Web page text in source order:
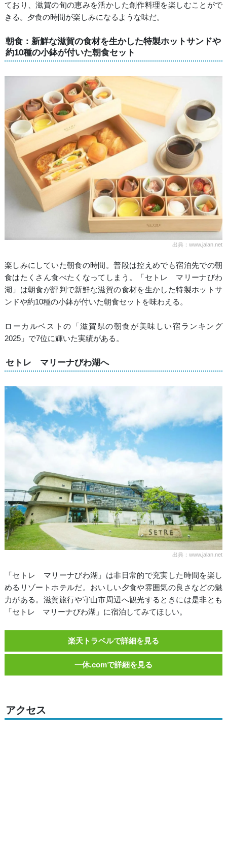
ており、滋賀の旬の恵みを活かした創作料理を楽しむことがで
きる。夕食の時間が楽しみになるような味だ。
朝食：新鮮な滋賀の食材を生かした特製ホットサンドや
約10種の小鉢が付いた朝食セット
出典：www.jalan.net
楽しみにしていた朝食の時間。普段は控えめでも宿泊先での朝
食はたくさん食べたくなってしまう。「セトレ マリーナびわ
湖」は朝食が評判で新鮮な滋賀の食材を生かした特製ホットサ
ンドや約10種の小鉢が付いた朝食セットを味わえる。
ローカルベストの「滋賀県の朝食が美味しい宿ランキング
2025」で7位に輝いた実績がある。
セトレ マリーナびわ湖へ
出典：www.jalan.net
「セトレ マリーナびわ湖」は非日常的で充実した時間を楽し
めるリゾートホテルだ。おいしい夕食や雰囲気の良さなどの魅
力がある。滋賀旅行や守山市周辺へ観光するときには是非とも
「セトレ マリーナびわ湖」に宿泊してみてほしい。
楽天トラベルで詳細を見る
一休.comで詳細を見る
アクセス